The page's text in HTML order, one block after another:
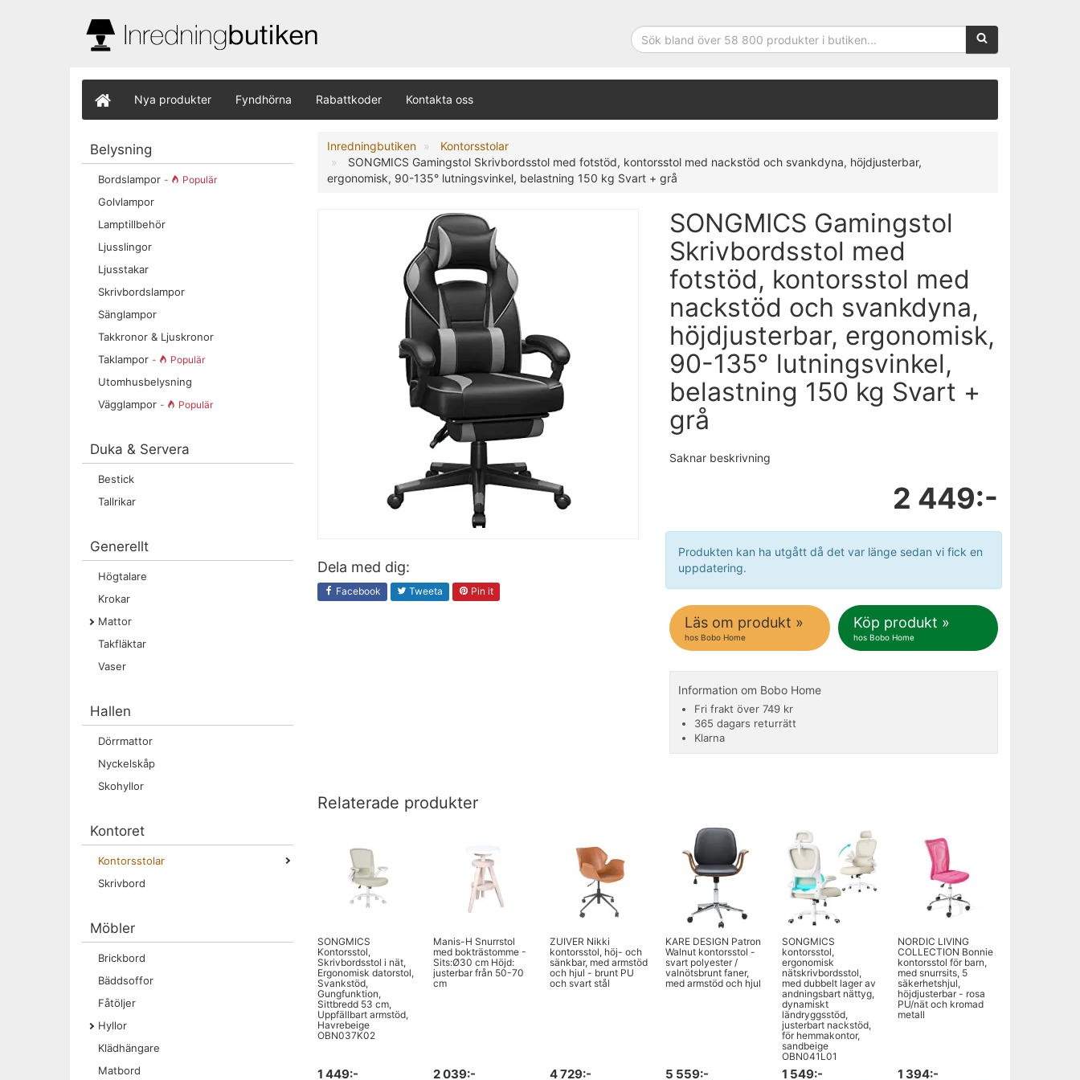
Sökfras:
Nya produkter Fyndhörna Rabattkoder Kontakta oss
Belysning
Bordslampor - Populär
Golvlampor
Lamptillbehör
Ljusslingor
Ljusstakar
Skrivbordslampor
Sänglampor
Takkronor & Ljuskronor
Taklampor - Populär
Utomhusbelysning
Vägglampor - Populär
Duka & Servera
Bestick
Tallrikar
Generellt
Högtalare
Krokar
Mattor
Takfläktar
Vaser
Hallen
Dörrmattor
Nyckelskåp
Skohyllor
Kontoret
Kontorsstolar
Skrivbord
Möbler
Brickbord
Bäddsoffor
Fåtöljer
Hyllor
Klädhängare
Matbord
Inredningbutiken
Kontorsstolar
SONGMICS Gamingstol Skrivbordsstol med fotstöd, kontorsstol med nackstöd och svankdyna, höjdjusterbar,
ergonomisk, 90-135° lutningsvinkel, belastning 150 kg Svart + grå
Dela med dig:
Facebook Tweeta Pin it
SONGMICS Gamingstol
Skrivbordsstol med
fotstöd, kontorsstol med
nackstöd och svankdyna,
höjdjusterbar, ergonomisk,
90-135° lutningsvinkel,
belastning 150 kg Svart +
grå
Saknar beskrivning
2 449:-
Produkten kan ha utgått då det var länge sedan vi fick en
uppdatering.
Läs om produkt »
hos Bobo Home
Köp produkt »
hos Bobo Home
Information om Bobo Home
Fri frakt över 749 kr
365 dagars returrätt
Klarna
Relaterade produkter
SONGMICS
Kontorsstol,
Skrivbordsstol i nät,
Ergonomisk datorstol,
Svankstöd,
Gungfunktion,
Sittbredd 53 cm,
Uppfällbart armstöd,
Havrebeige
OBN037K02
1 449:-
Manis-H Snurrstol
med bokträstomme -
Sits:Ø30 cm Höjd:
justerbar från 50-70
cm
2 039:-
ZUIVER Nikki
kontorsstol, höj- och
sänkbar, med armstöd
och hjul - brunt PU
och svart stål
4 729:-
KARE DESIGN Patron
Walnut kontorsstol -
svart polyester /
valnötsbrunt faner,
med armstöd och hjul
5 559:-
SONGMICS
kontorsstol,
ergonomisk
nätskrivbordsstol,
med dubbelt lager av
andningsbart nättyg,
dynamiskt
ländryggsstöd,
justerbart nackstöd,
för hemmakontor,
sandbeige
OBN041L01
1 549:-
NORDIC LIVING
COLLECTION Bonnie
kontorsstol för barn,
med snurrsits, 5
säkerhetshjul,
höjdjusterbar - rosa
PU/nät och kromad
metall
1 394:-